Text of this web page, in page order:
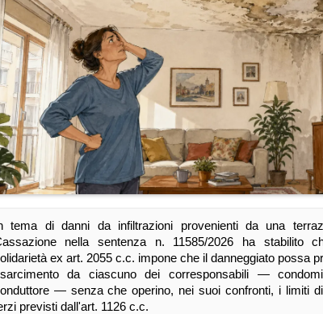
tema di danni da infiltrazioni provenienti da una
nella sentenza n. 11585/2026 ha stabilito
ex art. 2055 c.c. impone che il danneggiato possa
da ciascuno dei corresponsabili —
— senza che operino, nei suoi confronti, i limiti
previsti dall'art. 1126 c.c.